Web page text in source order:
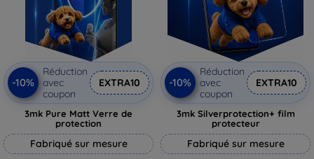
-10%
Réduction
avec
coupon
EXTRA10
3mk Pure Matt Verre de
protection
Fabriqué sur mesure
-10%
Réduction
avec
coupon
EXTRA10
3mk Silverprotection+ film
protecteur
Fabriqué sur mesure